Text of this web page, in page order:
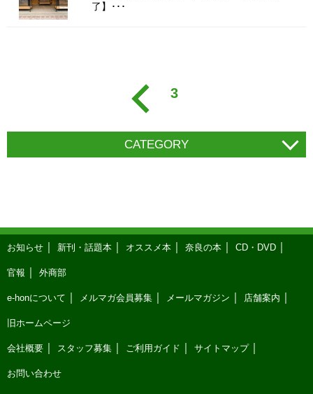
了】･･･
3
CATEGORY
お知らせ 新刊・話題本 オススメ本 奈良の本 CD・DVD
官報 外商部
e-honについて メルマガ会員募集 メールマガジン 店舗案内
旧ホームページ
会社概要 スタッフ募集 ご利用ガイド サイトマップ
お問い合わせ